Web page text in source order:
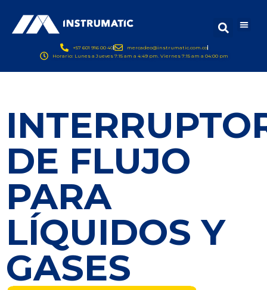
+57 601 916 00 40
mercadeo@instrumatic.com.co
Horario: Lunes a Jueves 7:15 am a 4:49 pm. Viernes 7:15 am a 04:00 pm
DE FLUJO
PARA
LÍQUIDOS Y
GASES